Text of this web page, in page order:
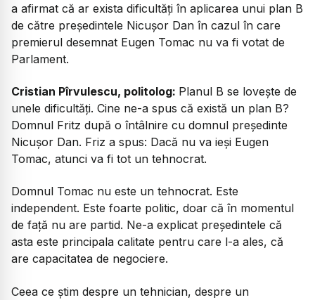
a afirmat că ar exista dificultăți în aplicarea unui plan B
de către președintele Nicușor Dan în cazul în care
premierul desemnat Eugen Tomac nu va fi votat de
Parlament.
Cristian Pîrvulescu, politolog: Planul B se lovește de
unele dificultăți. Cine ne-a spus că există un plan B?
Domnul Fritz după o întâlnire cu domnul președinte
Nicușor Dan. Friz a spus: Dacă nu va ieși Eugen
Tomac, atunci va fi tot un tehnocrat.
Domnul Tomac nu este un tehnocrat. Este
independent. Este foarte politic, doar că în momentul
de față nu are partid. Ne-a explicat președintele că
asta este principala calitate pentru care l-a ales, că
are capacitatea de negociere.
Ceea ce știm despre un tehnician, despre un